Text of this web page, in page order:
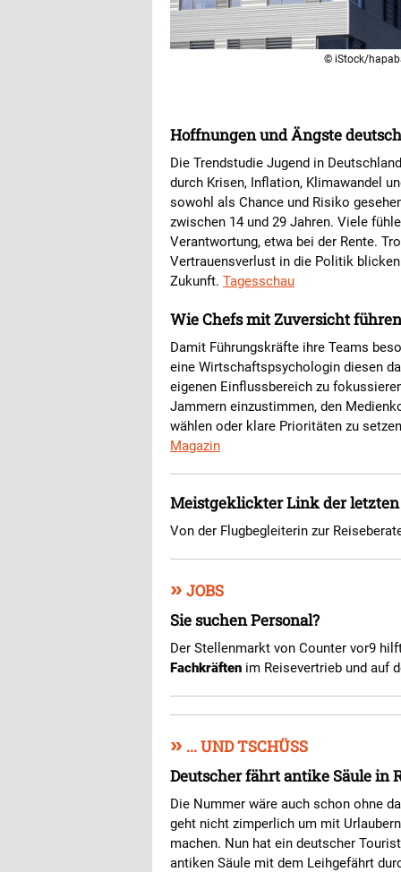
© iStock/
Hoffnungen und Ängste
Die Trendstudie Jugend in
durch Krisen, Inflation, Klimawandel
sowohl als Chance und Risiko
zwischen 14 und 29 Jahren. Viele
Verantwortung, etwa bei der Rente.
Vertrauensverlust in die Politik
Zukunft. Tagesschau
Wie Chefs mit Zuversicht führen
Damit Führungskräfte ihre Teams
eine Wirtschaftspsychologin diesen
eigenen Einflussbereich zu
Jammern einzustimmen, den
wählen oder klare Prioritäten zu
Magazin
Meistgeklickter Link der letzten
Von der Flugbegleiterin zur
» JOBS
Sie suchen Personal?
Der Stellenmarkt von Counter vor9
Fachkräften im Reisevertrieb und auf
» ... UND TSCHÜSS
Deutscher fährt antike Säule in
Die Nummer wäre auch schon ohne
geht nicht zimperlich um mit
machen. Nun hat ein deutscher
antiken Säule mit dem Leihgefährt